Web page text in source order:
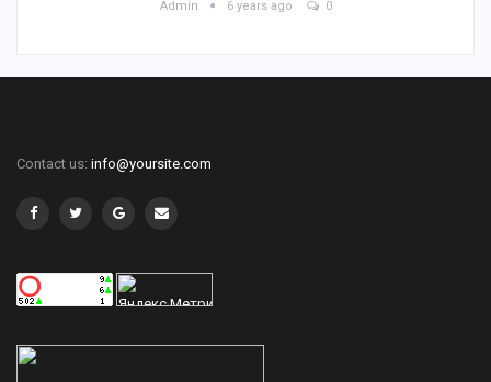
Admin 6 years ago 0
Contact us: info@yoursite.com